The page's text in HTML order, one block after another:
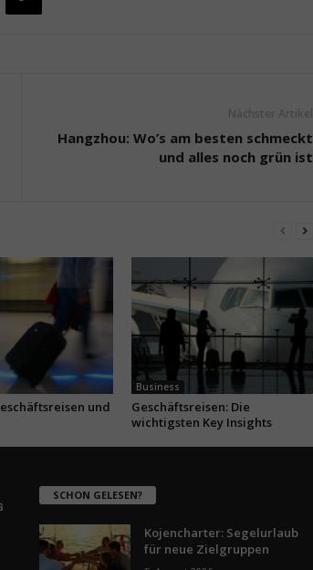
Hangzhou: Wo’s am besten schmeckt
und alles noch grün ist
und
Business
Geschäftsreisen: Die
wichtigsten Key Insights
SCHON GELESEN?
Kojencharter: Segelurlaub
für neue Zielgruppen